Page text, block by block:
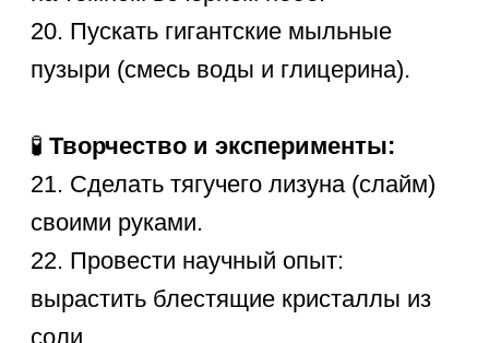
4+ лет от 1 376 ₽/занятие
Обучающие
программы для
детей
Наши преподаватели сделают
приключением.